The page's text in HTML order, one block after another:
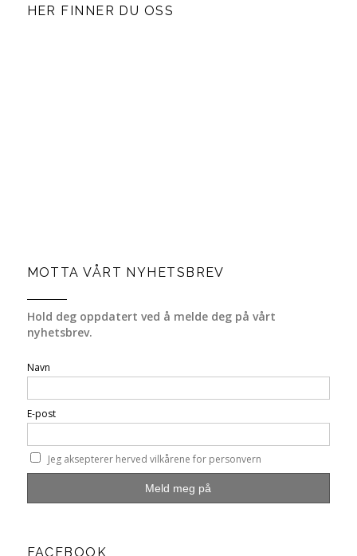
HER FINNER DU OSS
MOTTA VÅRT NYHETSBREV
Hold deg oppdatert ved å melde deg på vårt
nyhetsbrev.
Navn
E-post
Jeg aksepterer herved vilkårene for personvern
FACEBOOK